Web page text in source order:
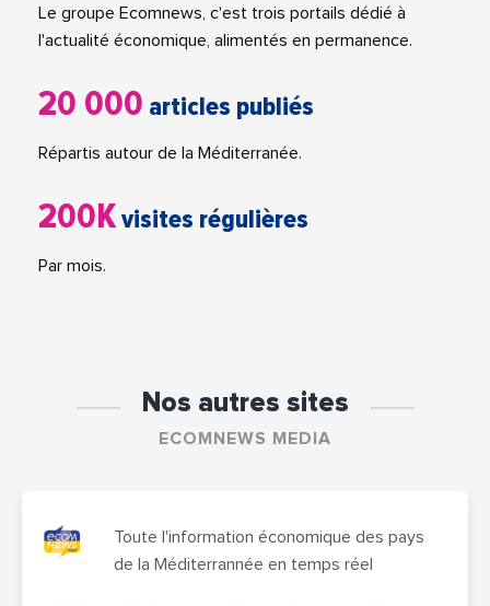
Le groupe Ecomnews, c'est trois portails dédié à
l'actualité économique, alimentés en permanence.
20 000 articles publiés
Répartis autour de la Méditerranée.
200Kvisites régulières
Par mois.
Nos autres sites
ECOMNEWS MEDIA
Toute l'information économique des pays
de la Méditerrannée en temps réel